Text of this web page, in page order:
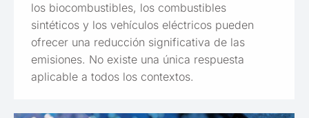
los biocombustibles, los combustibles
sintéticos y los vehículos eléctricos pueden
ofrecer una reducción significativa de las
emisiones. No existe una única respuesta
aplicable a todos los contextos.